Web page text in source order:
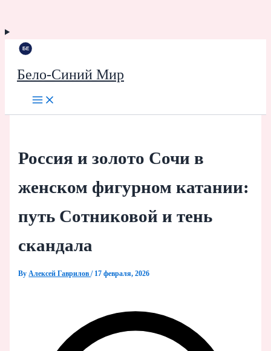
Бело-Синий Мир
Россия и золото Сочи в
женском фигурном катании:
путь Сотниковой и тень
скандала
By Алексей Гаврилов/ 17 февраля, 2026